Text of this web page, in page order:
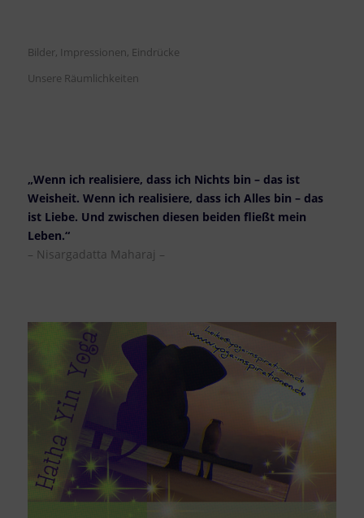
Bilder, Impressionen, Eindrücke
Unsere Räumlichkeiten
„Wenn ich realisiere, dass ich Nichts bin – das ist
Weisheit. Wenn ich realisiere, dass ich Alles bin – das
ist Liebe. Und zwischen diesen beiden fließt mein
Leben.“
– Nisargadatta Maharaj –